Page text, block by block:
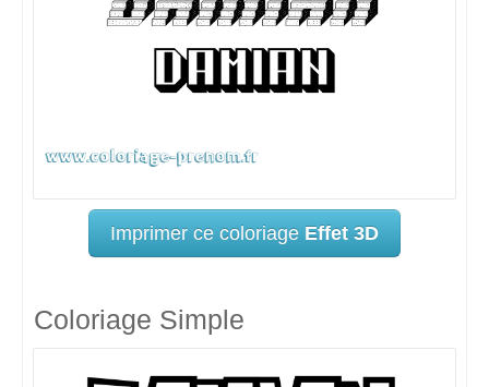
Imprimer ce coloriage Effet 3D
Coloriage Simple